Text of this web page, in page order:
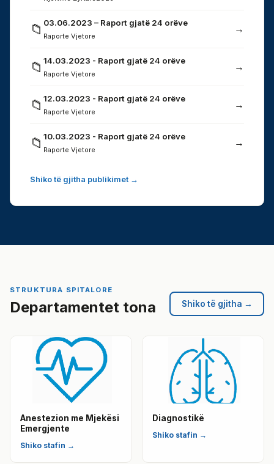
📁 03.06.2023 – Raport gjatë 24 orëve
Raporte Vjetore
→
📁 14.03.2023 - Raport gjatë 24 orëve
Raporte Vjetore
→
📁 12.03.2023 - Raport gjatë 24 orëve
Raporte Vjetore
→
📁 10.03.2023 - Raport gjatë 24 orëve
Raporte Vjetore
→
Shiko të gjitha publikimet →
STRUKTURA SPITALORE
Departamentet tona Shiko të gjitha →
Anestezion me Mjekësi
Emergjente
Shiko stafin →
Diagnostikë
Shiko stafin →